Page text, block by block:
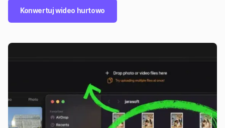
Konwertuj wideo hurtowo